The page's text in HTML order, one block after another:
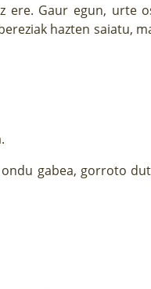
ere. Gaur egun, urte
hazten saiatu,
gabea, gorroto